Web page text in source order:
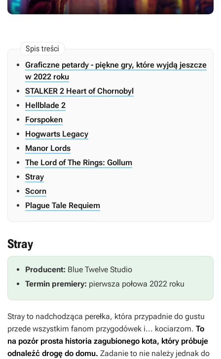
Graficzne petardy - piękne gry, które wyjdą jeszcze
w 2022 roku
STALKER 2 Heart of Chornobyl
Hellblade 2
Forspoken
Hogwarts Legacy
Manor Lords
The Lord of The Rings: Gollum
Stray
Scorn
Plague Tale Requiem
Stray
Producent: Blue Twelve Studio
Termin premiery: pierwsza połowa 2022 roku
Stray to nadchodząca perełka, która przypadnie do gustu
przede wszystkim fanom przygodówek i... kociarzom. To
na pozór prosta historia zagubionego kota, który próbuje
odnaleźć drogę do domu. Zadanie to nie należy jednak do